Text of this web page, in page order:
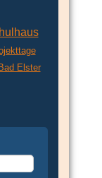
Bad Elster